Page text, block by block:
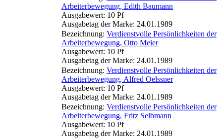
Arbeiterbewegung, Edith Baumann
Ausgabewert: 10 Pf
Ausgabetag der Marke: 24.01.1989
Bezeichnung: Verdienstvolle Persönlichkeiten der
Arbeiterbewegung, Otto Meier
Ausgabewert: 10 Pf
Ausgabetag der Marke: 24.01.1989
Bezeichnung: Verdienstvolle Persönlichkeiten der
Arbeiterbewegung, Alfred Oelssner
Ausgabewert: 10 Pf
Ausgabetag der Marke: 24.01.1989
Bezeichnung: Verdienstvolle Persönlichkeiten der
Arbeiterbewegung, Fritz Selbmann
Ausgabewert: 10 Pf
Ausgabetag der Marke: 24.01.1989